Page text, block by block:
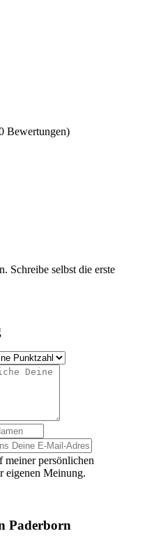
Bewertungen)
Schreibe selbst die erste
meiner persönlichen
eigenen Meinung.
Paderborn